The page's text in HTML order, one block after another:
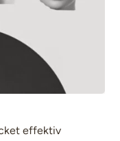
effektiv